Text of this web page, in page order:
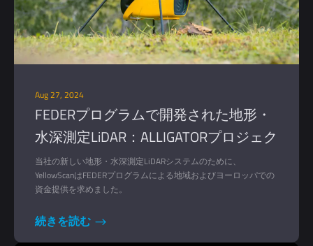
Aug 27, 2024
FEDERプログラムで開発された地形・
水深測定LiDAR：ALLIGATORプロジェク
ト
当社の新しい地形・水深測定LiDARシステムのために、
YellowScanはFEDERプログラムによる地域およびヨーロッパでの
資金提供を求めました。
続きを読む